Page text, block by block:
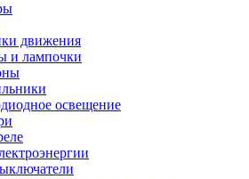
движения
и лампочки
освещение